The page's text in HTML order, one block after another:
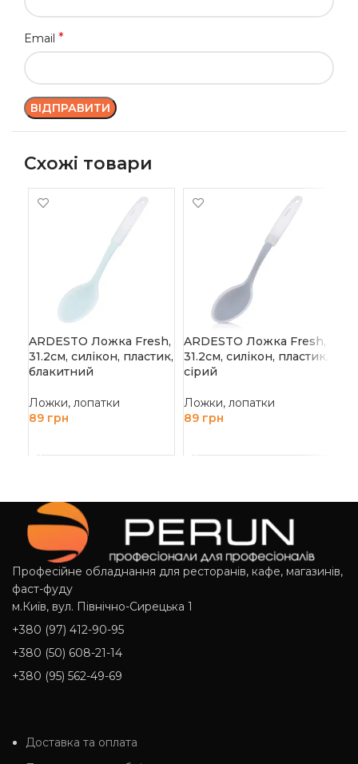
Email *
Схожі товари
ARDESTO Ложка Fresh,
31.2см, силікон, пластик,
блакитний
Ложки, лопатки
89 грн
ARDESTO Ложка Fresh,
31.2см, силікон, пластик,
сірий
Ложки, лопатки
89 грн
Професійне обладнання для ресторанів, кафе, магазинів,
фаст-фуду
м.Київ, вул. Північно-Сирецька 1
+380 (97) 412-90-95
+380 (50) 608-21-14
+380 (95) 562-49-69
Доставка та оплата